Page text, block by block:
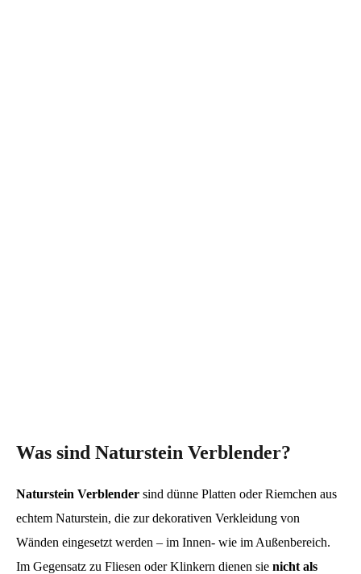
Was sind Naturstein Verblender?
Naturstein Verblender sind dünne Platten oder Riemchen aus
echtem Naturstein, die zur dekorativen Verkleidung von
Wänden eingesetzt werden – im Innen- wie im Außenbereich.
Im Gegensatz zu Fliesen oder Klinkern dienen sie nicht als